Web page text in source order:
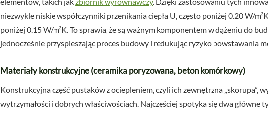
elementów, takich jakzbiornik wyrównawczy. Dzięki zastosowaniu tych
niezwykle niskie współczynniki przenikania ciepła U, często poniżej 0.20 W/
poniżej 0.15 W/m²K. To sprawia, że są ważnym komponentem w dążeniu do
jednocześnie przyspieszając proces budowy i redukując ryzyko powstawania
Materiały konstrukcyjne (ceramika poryzowana, beton komórkowy)
Konstrukcyjna część pustaków z ociepleniem, czyli ich zewnętrzna „skorupa”,
wytrzymałości i dobrych właściwościach. Najczęściej spotyka się dwa główne